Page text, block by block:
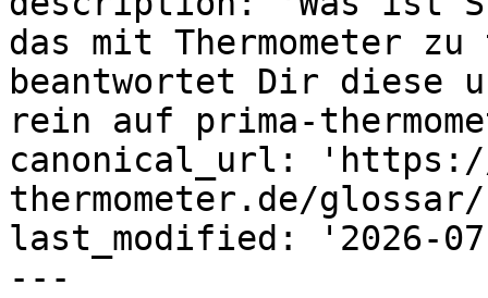
das mit Thermometer
beantwortet Dir diese
rein auf prima-
canonical_url: 'https://
thermometer.de/
last_modified: '2026-
---